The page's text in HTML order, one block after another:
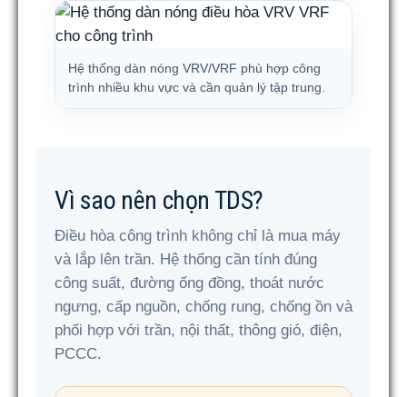
Hệ thống dàn nóng VRV/VRF phù hợp công
trình nhiều khu vực và cần quản lý tập trung.
Vì sao nên chọn TDS?
Điều hòa công trình không chỉ là mua máy
và lắp lên trần. Hệ thống cần tính đúng
công suất, đường ống đồng, thoát nước
ngưng, cấp nguồn, chống rung, chống ồn và
phối hợp với trần, nội thất, thông gió, điện,
PCCC.